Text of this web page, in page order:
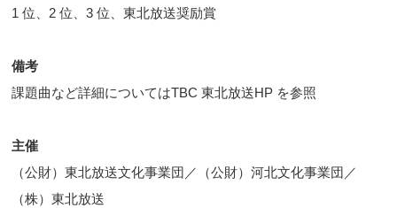
1 位、2 位、3 位、東北放送奨励賞
備考
課題曲など詳細についてはTBC 東北放送HP を参照
主催
（公財）東北放送文化事業団／（公財）河北文化事業団／
（株）東北放送